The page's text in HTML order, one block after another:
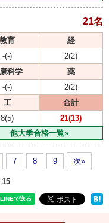
21名
教育
経
-(-)
2(2)
科学
薬
-(-)
2(2)
工
合計
8(5)
21(13)
他大学合格一覧»
7 8 9 次»
15